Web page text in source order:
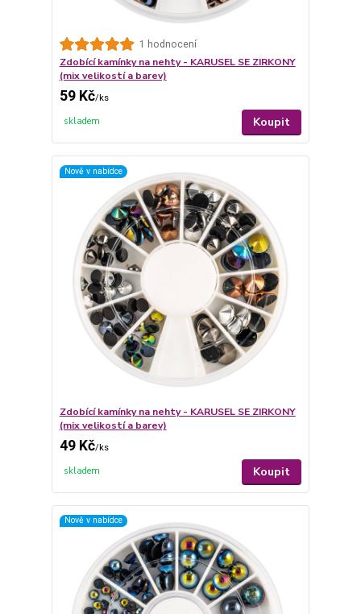
1 hodnocení
Zdobící kamínky na nehty - KARUSEL SE ZIRKONY
(mix velikostí a barev)
59 Kč/ks
skladem Koupit
Nově v nabídce
Zdobící kamínky na nehty - KARUSEL SE ZIRKONY
(mix velikostí a barev)
49 Kč/ks
skladem Koupit
Nově v nabídce